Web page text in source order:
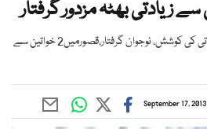
گوجرانوالہ میں 3 سالہ بچی سے زیادتی کی کوشش، نوجوان گرفتار،قصورمیں2 خواتین سے
September 17, 2013